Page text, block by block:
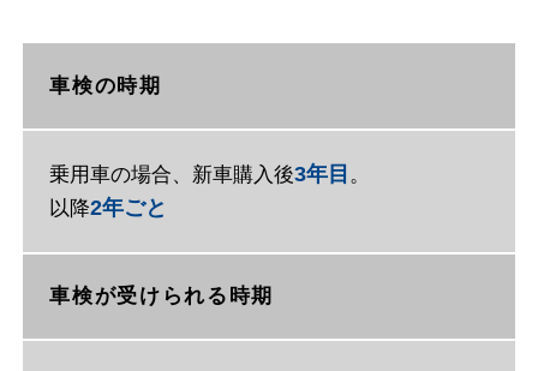
車検の時期
乗用車の場合、新車購入後3年目 。
以降2年ごと
車検が受けられる時期